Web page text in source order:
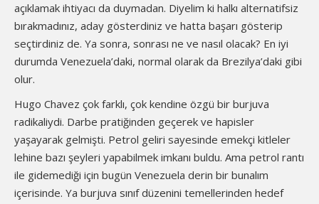
açıklamak ihtiyacı da duymadan. Diyelim ki halkı alternatifsiz
bırakmadınız, aday gösterdiniz ve hatta başarı gösterip
seçtirdiniz de. Ya sonra, sonrası ne ve nasıl olacak? En iyi
durumda Venezuela’daki, normal olarak da Brezilya’daki gibi
olur.
Hugo Chavez çok farklı, çok kendine özgü bir burjuva
radikaliydi. Darbe pratiğinden geçerek ve hapisler
yaşayarak gelmişti. Petrol geliri sayesinde emekçi kitleler
lehine bazı şeyleri yapabilmek imkanı buldu. Ama petrol rantı
ile gidemediği için bugün Venezuela derin bir bunalım
içerisinde. Ya burjuva sınıf düzenini temellerinden hedef